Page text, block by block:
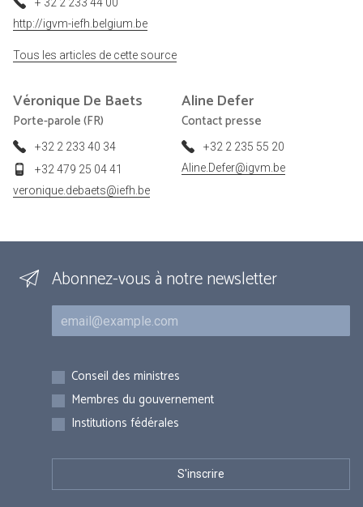
http://igvm-iefh.belgium.be
Tous les articles de cette source
Véronique De Baets
Porte-parole (FR)
+32 2 233 40 34
+32 479 25 04 41
veronique.debaets@iefh.be
Aline Defer
Contact presse
+32 2 235 55 20
Aline.Defer@igvm.be
Abonnez-vous à notre newsletter
Courriel
Inscriptions
Conseil des ministres
Membres du gouvernement
Institutions fédérales